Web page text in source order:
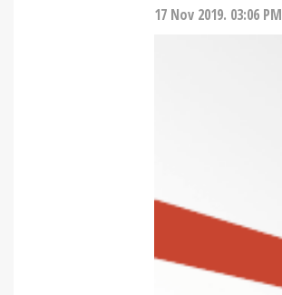
17 Nov 2019. 03:06 PM